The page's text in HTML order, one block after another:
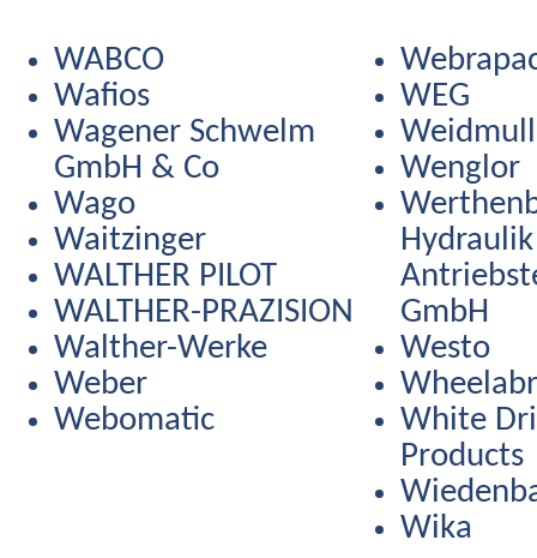
WABCO
Wafios
Wagener Schwelm
GmbH & Co
Wago
Waitzinger
WALTHER PILOT
WALTHER-PRAZISION
Walther-Werke
Weber
Webomatic
WEG
Wenglor
Hydraulik
GmbH
Westo
White
Products
Wika